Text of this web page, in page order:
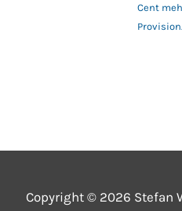
Cent
Provision.
Copyright © 2026 Stefan